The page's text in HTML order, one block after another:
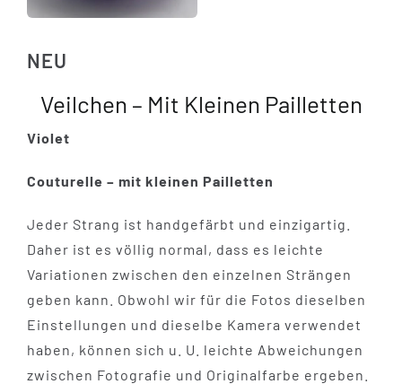
NEU
Veilchen – Mit Kleinen Pailletten
Violet
Couturelle – mit kleinen Pailletten
Jeder Strang ist handgefärbt und einzigartig.
Daher ist es völlig normal, dass es leichte
Variationen zwischen den einzelnen Strängen
geben kann. Obwohl wir für die Fotos dieselben
Einstellungen und dieselbe Kamera verwendet
haben, können sich u. U. leichte Abweichungen
zwischen Fotografie und Originalfarbe ergeben.